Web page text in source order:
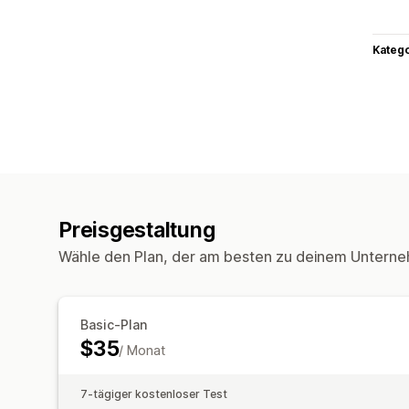
Preisgestaltung
Wähle den Plan, der am besten zu deinem
Basic-Plan
$35/ Monat
7-tägiger kostenloser Test